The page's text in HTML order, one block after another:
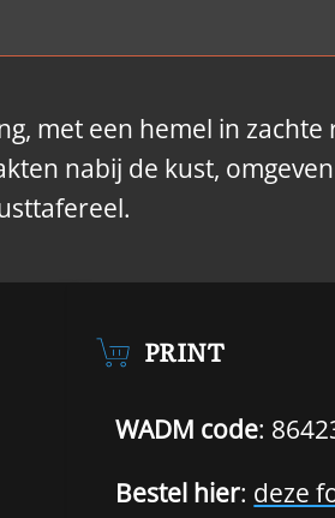
met een hemel in zachte
nabij de kust,
PRINT
WADM code:
Bestel hier: deze